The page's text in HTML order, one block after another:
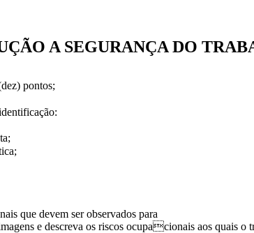
A SEGURANÇA DO
pontos;
que devem ser observados para
e descreva os riscos ocupacionais aos quais o